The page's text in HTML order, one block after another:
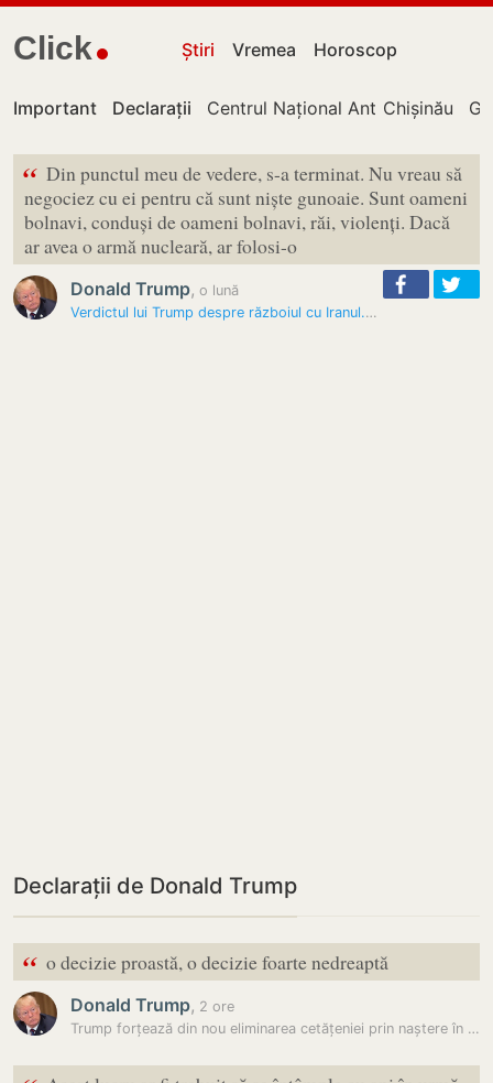
Click Știri Vremea Horoscop
Important Declarații Centrul Național Anticorupție
Chișinău
“ Din punctul meu de vedere, s-a terminat. Nu vreau să
negociez cu ei pentru că sunt niște gunoaie. Sunt oameni
bolnavi, conduși de oameni bolnavi, răi, violenți. Dacă
ar avea o armă nucleară, ar folosi-o
Donald Trump, o lună
Verdictul lui Trump despre războiul cu Iranul. „Eu sunt pe primul loc…
Declarații de Donald Trump
“ o decizie proastă, o decizie foarte nedreaptă
Donald Trump, 2 ore
Trump forțează din nou eliminarea cetățeniei prin naștere în SUA: A…